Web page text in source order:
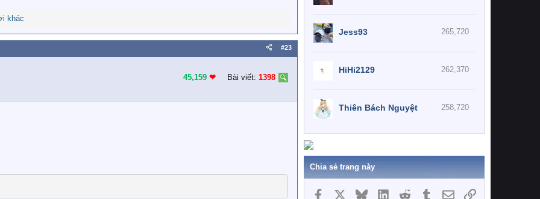
khác
#23
45,159 ❤︎ Bài viết: 1398
265,720
Jess93
262,370
HiHi2129
258,720
Thiên Bách Nguyệt
Chia sẻ trang này
Facebook BlueskyLinkedInReddit TumblrEmailLink